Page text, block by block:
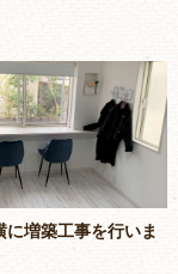
に増築工事を行いま